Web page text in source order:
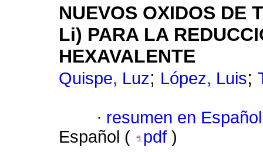
NUEVOS OXIDOS DE
Li) PARA LA
HEXAVALENTE
Quispe, Luz; López, Luis;
· resumen en Español
Español (
pdf )